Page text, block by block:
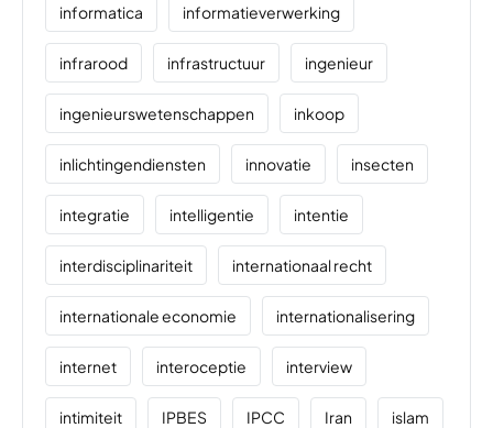
informatica informatieverwerking
infrarood infrastructuur ingenieur
ingenieurswetenschappen inkoop
inlichtingendiensten innovatie insecten
integratie intelligentie intentie
interdisciplinariteit internationaal recht
internationale economie internationalisering
internet interoceptie interview
intimiteit IPBES IPCC Iran islam